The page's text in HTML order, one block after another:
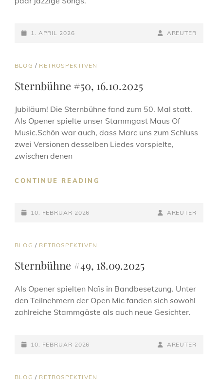
POSTED-
1. APRIL 2026
BY
BYLINE
AREUTER
CAT
BLOG / RETROSPEKTIVEN
Sternbühne #50, 16.10.2025
Jubiläum! Die Sternbühne fand zum 50. Mal statt.
Als Opener spielte unser Stammgast Maus Of
Music.Schön war auch, dass Marc uns zum Schluss
zwei Versionen desselben Liedes vorspielte,
zwischen denen
CONTINUE READING
POSTED-
10. FEBRUAR 2026
BY
BYLINE
AREUTER
CAT
BLOG / RETROSPEKTIVEN
Sternbühne #49, 18.09.2025
Als Opener spielten Naïs in Bandbesetzung. Unter
den Teilnehmern der Open Mic fanden sich sowohl
zahlreiche Stammgäste als auch neue Gesichter.
POSTED-
10. FEBRUAR 2026
BY
BYLINE
AREUTER
CAT
BLOG / RETROSPEKTIVEN